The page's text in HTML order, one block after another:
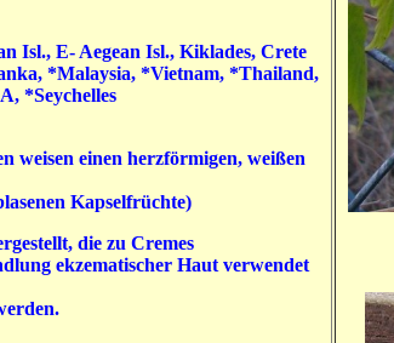
Isl., E- Aegean Isl., Kiklades, Crete
*Malaysia, *Vietnam, *Thailand,
*Seychelles
weisen einen herzförmigen, weißen
Kapselfrüchte)
die zu Cremes
ekzematischer Haut verwendet